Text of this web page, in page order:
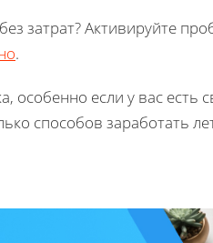
затрат? Активируйте
.
особенно если у вас есть
способов заработать